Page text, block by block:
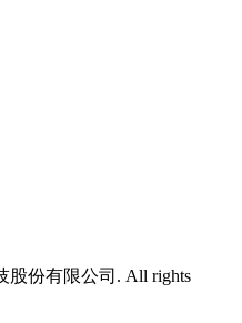
股份有限公司. All rights